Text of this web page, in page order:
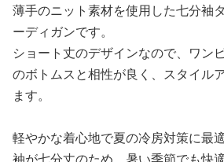
薄手のニット素材を使用した七分袖
ーディガンです。
ショート丈のデザインなので、ワン
のボトムスと相性が良く、スタイル
ます。
軽やかな着心地で夏の冷房対策に最適